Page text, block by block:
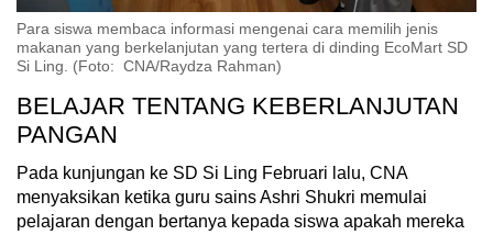
Para siswa membaca informasi mengenai cara memilih jenis
makanan yang berkelanjutan yang tertera di dinding EcoMart SD
Si Ling. (Foto: CNA/Raydza Rahman)
BELAJAR TENTANG KEBERLANJUTAN
PANGAN
Pada kunjungan ke SD Si Ling Februari lalu, CNA
menyaksikan ketika guru sains Ashri Shukri memulai
pelajaran dengan bertanya kepada siswa apakah mereka